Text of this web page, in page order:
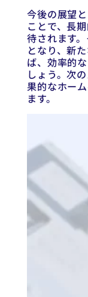
今後の展望
ことで、長
待されます
となり、新
ば、効率的
しょう。次
果的なホー
ます。